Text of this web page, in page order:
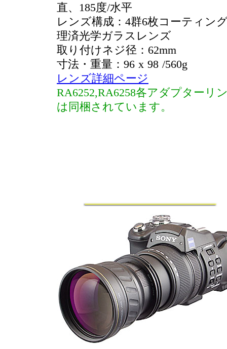
直、185度/水平
レンズ構成：4群6枚コーティン
理済光学ガラスレンズ
取り付けネジ径：62mm
寸法・重量：96 x 98 /560g
レンズ詳細ページ
RA6252,RA6258各アダプターリ
は同梱されています。